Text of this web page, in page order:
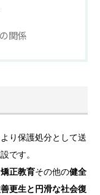
関係
り保護処分として送
です。
正教育その他の健全
更生と円滑な社会復